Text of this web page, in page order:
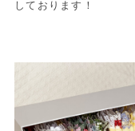
しております！